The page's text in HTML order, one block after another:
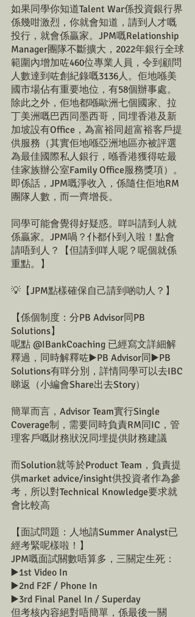
如果同學你知道Talent War係投資銀行界
係幾咁激烈，你就會知道，請到人才嘅
投行，就會係贏家。JPM嘅Relationship
Manager團隊不斷擴大，2022年銀行全球
範圍內增加咗460位專業人員，令到顧問
人數達到咗創紀錄嘅3136人。佢地喺美
國市場佔有重要地位，有58個辦事處。
除此之外，佢地都喺歐洲七個國家、拉
丁美洲嘅巴西同墨西哥，同埋香港及新
加坡設有Office，為富裕同超富裕客戶提
供服務（其實佢地喺亞洲地區亦被評選
為最佳國際私人銀行，喺香港獲得咗最
佳家族辦公室Family Office服務獎項）。
即係話，JPM嘅淨收入，係隨住佢地RM
團隊人數，而一齊增長。
同學可能會覺得好疑惑。咩叫請到人就
係贏家。JPM喎？仆都仆到入啦！點會
請唔到人？【但請到咩人呢？呢個就係
重點。】
💡【JPM點樣確保自己請到啲叻人？】
【係個制度：分PB Advisor同PB
Solutions】
呢點 @IBankCoaching 已經寫文詳細解
釋過，同時解釋咗▶️PB Advisor同▶️PB
Solutions有咩分別，詳情同學可以去IBC
睇返（小編會Share出去Story）
簡單而言，Advisor Team實行Single
Coverage制，需要同時負責RM同IC，管
理客戶嘅財務狀況同埋提供財務建議
而Solution就等於Product Team，負責提
供market advice/insight供投資者作為參
考，所以對Technical Knowledge要求就
會比較高
【面試問題：人地請Summer Analyst已
經考緊呢樣啦！】
JPM嘅面試關數唔算多，三關定生死：
▶️1st Video In
▶️2nd F2F / Phone In
▶️3rd Final Panel In / Superday
但考核內容絕對唔簡單，係最後一關